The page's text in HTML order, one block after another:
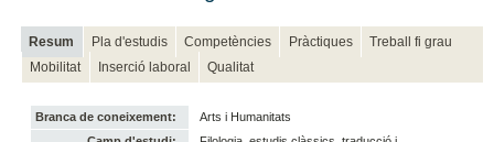
Resum Pla d'estudis Competències Pràctiques
Treball fi grau
Mobilitat
Inserció laboral Qualitat
Branca de coneixement:
Arts i Humanitats